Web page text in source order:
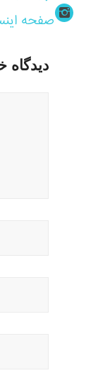
صفحه
دیدگاه